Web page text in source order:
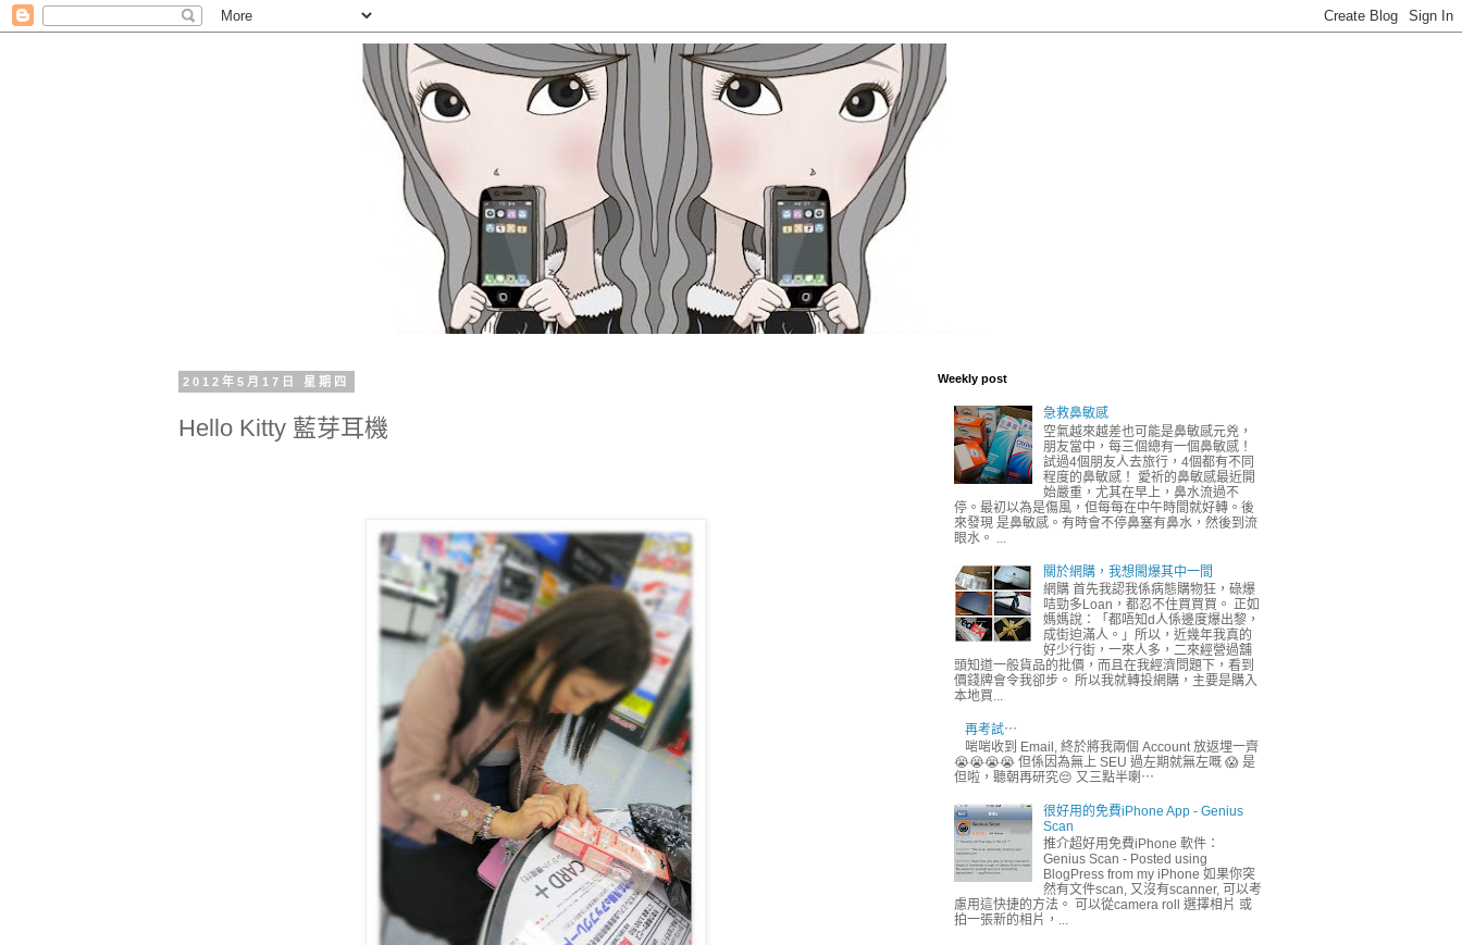
2012年5月17日 星期四
Hello Kitty 藍芽耳機
Weekly post
急救鼻敏感
空氣越來越差也可能是鼻敏感元兇，
朋友當中，每三個總有一個鼻敏感！
試過4個朋友人去旅行，4個都有不同
程度的鼻敏感！ 愛祈的鼻敏感最近開
始嚴重，尤其在早上，鼻水流過不
停。最初以為是傷風，但每每在中午時間就好轉。後
來發現 是鼻敏感。有時會不停鼻塞有鼻水，然後到流
眼水。 ...
關於網購，我想閙爆其中一間
網購 首先我認我係病態購物狂，碌爆
咭勁多Loan，都忍不住買買買。 正如
媽媽說：「都唔知d人係邊度爆出黎，
成街迫滿人。」所以，近幾年我真的
好少行街，一來人多，二來經營過舖
頭知道一般貨品的批價，而且在我經濟問題下，看到
價錢牌會令我卻步。 所以我就轉投網購，主要是購入
本地買...
再考試⋯
啱啱收到 Email, 終於將我兩個 Account 放返埋一齊
😭😭😭😭 但係因為無上 SEU 過左期就無左嘅 😱 是
但啦，聽朝再研究😔 又三點半喇⋯
很好用的免費iPhone App - Genius
Scan
推介超好用免費iPhone 軟件：
Genius Scan - Posted using
BlogPress from my iPhone 如果你突
然有文件scan, 又沒有scanner, 可以考
慮用這快捷的方法。 可以從camera roll 選擇相片 或
拍一張新的相片，...